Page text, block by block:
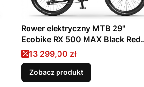
Rower elektryczny MTB 29"
Ecobike RX 500 MAX Black Red
SUVCena promocyjna
13 299,00 zł
Zobacz produkt